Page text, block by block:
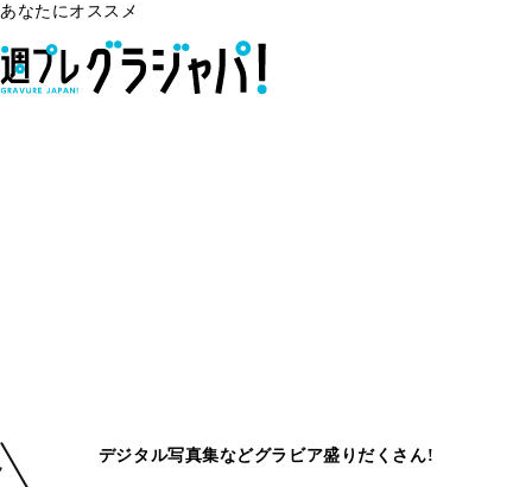
あなたにオススメ
デジタル写真集などグラビア盛りだくさん!